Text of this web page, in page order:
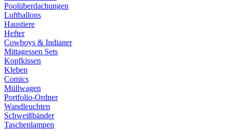
Poolüberdachungen
Luftballons
Haustiere
Hefter
Cowboys & Indianer
Mittagessen Sets
Kopfkissen
Kleben
Comics
Müllwagen
Portfolio-Ordner
Wandleuchten
Schweißbänder
Taschenlampen